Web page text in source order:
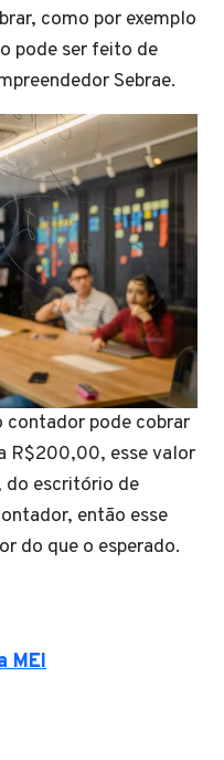
como por exemplo
pode ser feito de
Sebrae.
contador pode cobrar
R$200,00, esse valor
do escritório de
então esse
do que o esperado.
MEI